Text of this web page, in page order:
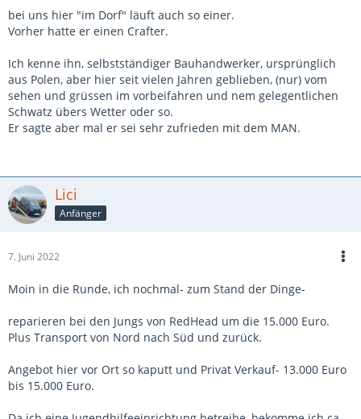
bei uns hier "im Dorf" läuft auch so einer.
Vorher hatte er einen Crafter.
Ich kenne ihn, selbstständiger Bauhandwerker, ursprünglich
aus Polen, aber hier seit vielen Jahren geblieben, (nur) vom
sehen und grüssen im vorbeifahren und nem gelegentlichen
Schwatz übers Wetter oder so.
Er sagte aber mal er sei sehr zufrieden mit dem MAN.
Lici
Anfänger
7. Juni 2022
Moin in die Runde, ich nochmal- zum Stand der Dinge-
reparieren bei den Jungs von RedHead um die 15.000 Euro.
Plus Transport von Nord nach Süd und zurück.
Angebot hier vor Ort so kaputt und Privat Verkauf- 13.000 Euro
bis 15.000 Euro.